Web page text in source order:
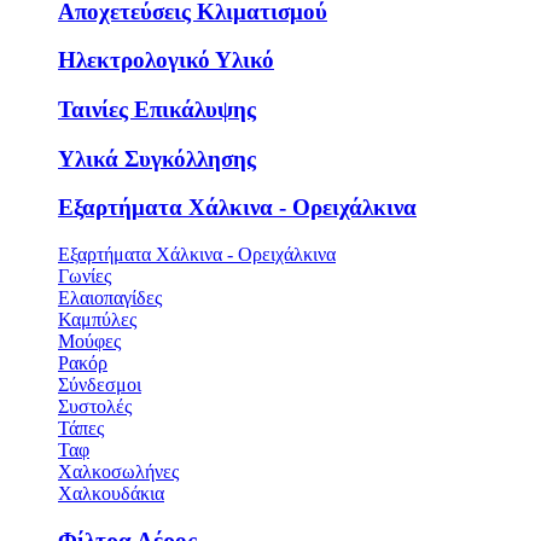
Αποχετεύσεις Κλιματισμού
Ηλεκτρολογικό Υλικό
Ταινίες Επικάλυψης
Υλικά Συγκόλλησης
Εξαρτήματα Χάλκινα - Ορειχάλκινα
Εξαρτήματα Χάλκινα - Ορειχάλκινα
Γωνίες
Ελαιοπαγίδες
Καμπύλες
Μούφες
Ρακόρ
Σύνδεσμοι
Συστολές
Τάπες
Ταφ
Χαλκοσωλήνες
Χαλκουδάκια